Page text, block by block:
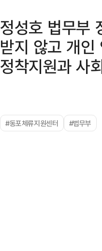
정성호 법무부
받지 않고 개
정착지원과 사
#동포체류지원센터 #법무부